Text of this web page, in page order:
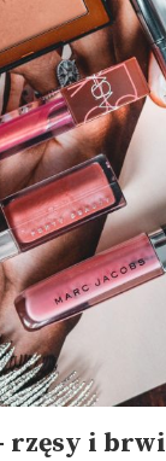
rzęsy i brwi